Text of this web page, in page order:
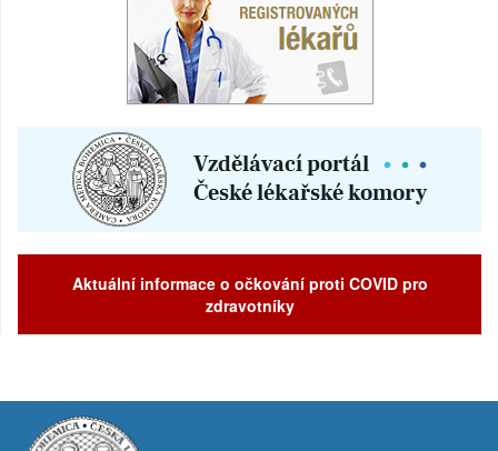
Aktuální informace o očkování proti COVID pro
zdravotníky